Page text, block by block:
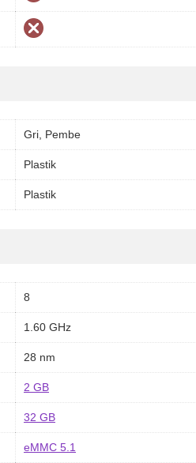
Gri, Pembe
Plastik
Plastik
8
1.60 GHz
28 nm
2 GB
32 GB
eMMC 5.1